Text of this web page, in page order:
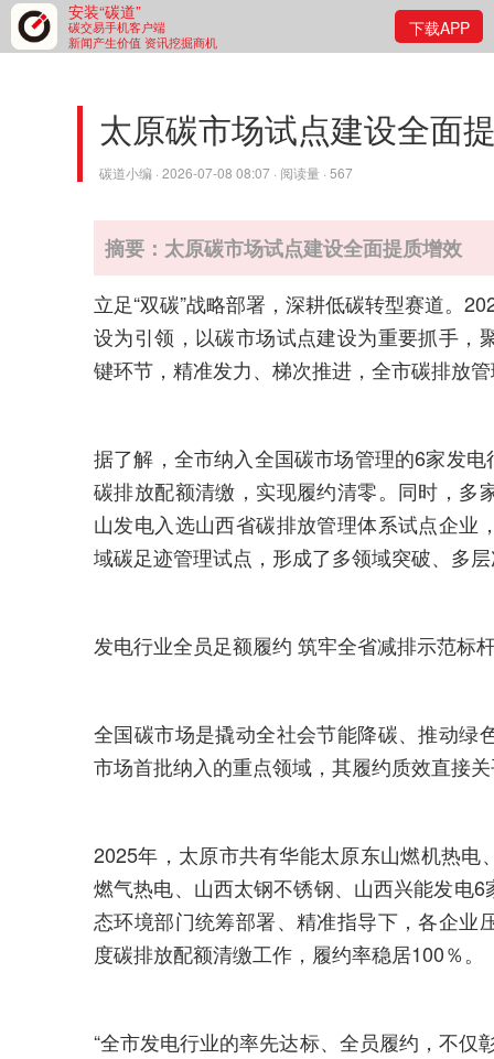
安装“碳道”
碳交易手机客户端
新闻产生价值 资讯挖掘商机
下载APP
太原碳市场试点建设全面
碳道小编 · 2026-07-08 08:07 · 阅读量 · 567
摘要：太原碳市场试点建设全面提质增效
立足“双碳”战略部署，深耕低碳转型赛道。
设为引领，以碳市场试点建设为重要抓手，
键环节，精准发力、梯次推进，全市碳排放
据了解，全市纳入全国碳市场管理的6家发
碳排放配额清缴，实现履约清零。同时，多
山发电入选山西省碳排放管理体系试点企业
域碳足迹管理试点，形成了多领域突破、多
发电行业全员足额履约 筑牢全省减排示范标
全国碳市场是撬动全社会节能降碳、推动绿
市场首批纳入的重点领域，其履约质效直接
2025年，太原市共有华能太原东山燃机热
燃气热电、山西太钢不锈钢、山西兴能发电
态环境部门统筹部署、精准指导下，各企业
度碳排放配额清缴工作，履约率稳居100％。
“全市发电行业的率先达标、全员履约，不仅